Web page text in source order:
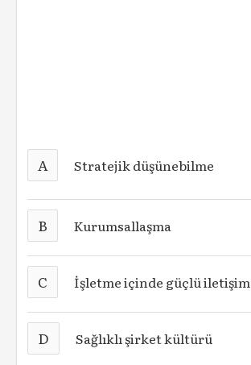
A Stratejik düşünebilme
B Kurumsallaşma
C İşletme içinde güçlü iletişim
D Sağlıklı şirket kültürü